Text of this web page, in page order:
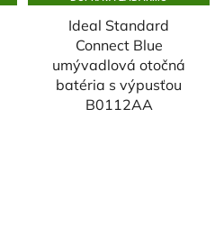
Ideal Standard
Connect Blue
umývadlová otočná
batéria s výpusťou
B0112AA